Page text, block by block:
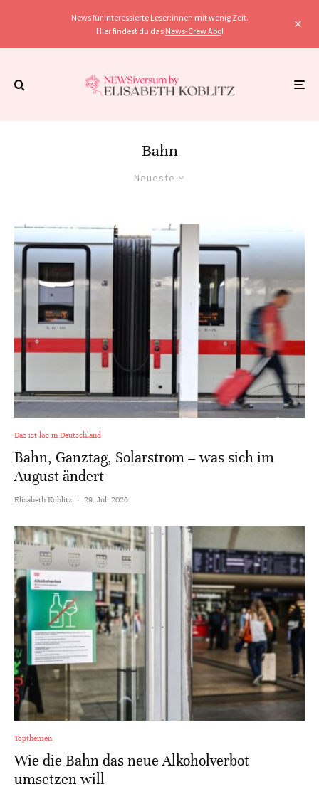
News für interessierte Leser:innen mit wenig Zeit.
Hier findest du das News-Crew Abo!
Bahn
Neueste
Das ist los in Deutschland
Bahn, Ganztag, Solarstrom – was sich im
August ändert
Elisabeth Koblitz · 29. Juli 2026
Topthemen
Wie die Bahn das neue Alkoholverbot
umsetzen will